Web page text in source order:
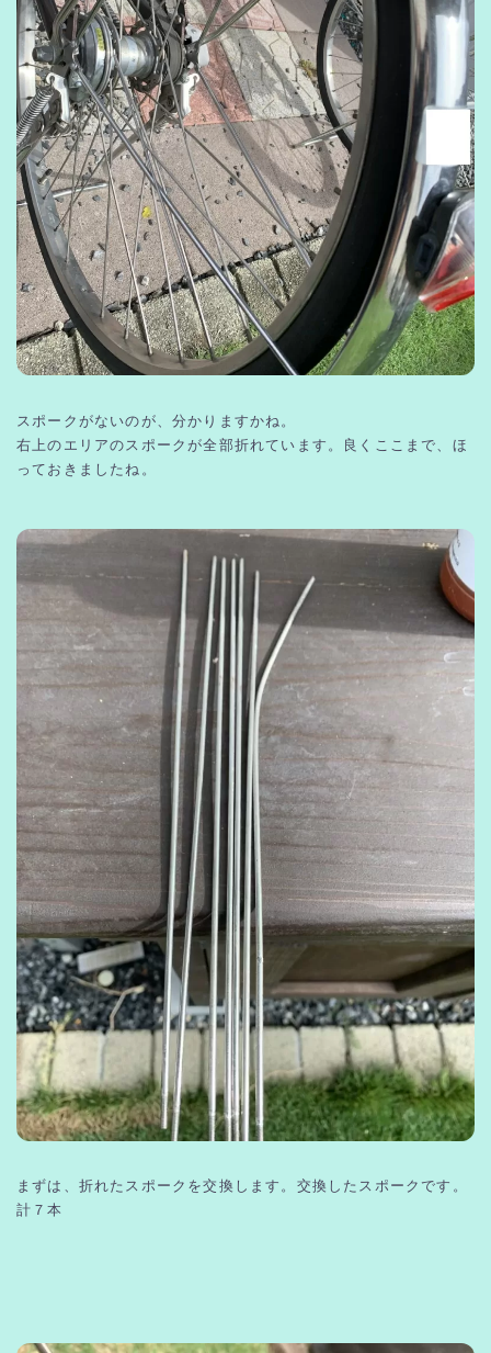
スポークがないのが、分かりますかね。
右上のエリアのスポークが全部折れています。良くここまで、ほ
っておきましたね。
まずは、折れたスポークを交換します。交換したスポークです。
計７本